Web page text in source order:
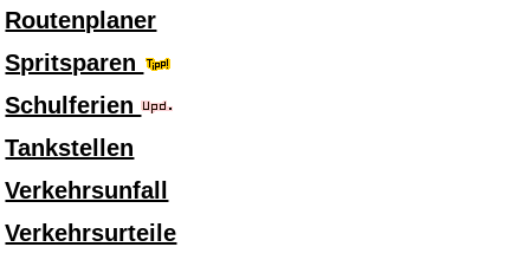
Routenplaner
Spritsparen
Schulferien
Tankstellen
Verkehrsunfall
Verkehrsurteile